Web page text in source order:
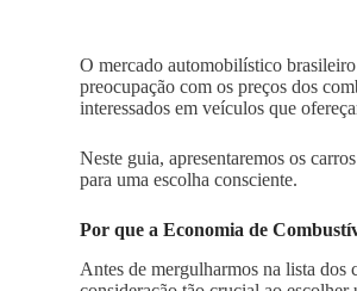
O mercado automobilístico
preocupação com os preços dos
interessados em veículos que
Neste guia, apresentaremos os
para uma escolha consciente.
Por que a Economia de
Antes de mergulharmos na lista dos